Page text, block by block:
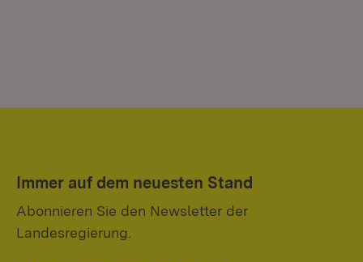
Immer auf dem neuesten Stand
Abonnieren Sie den Newsletter der
Landesregierung.